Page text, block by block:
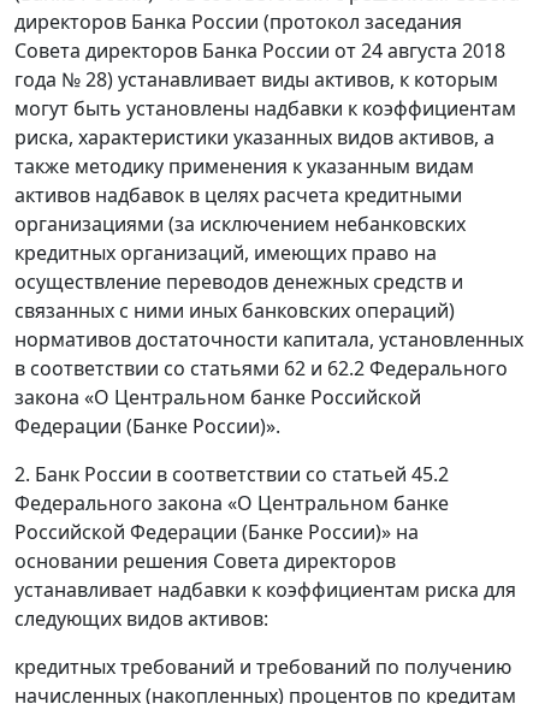
директоров Банка России (протокол заседания
Совета директоров Банка России от 24 августа 2018
года № 28) устанавливает виды активов, к которым
могут быть установлены надбавки к коэффициентам
риска, характеристики указанных видов активов, а
также методику применения к указанным видам
активов надбавок в целях расчета кредитными
организациями (за исключением небанковских
кредитных организаций, имеющих право на
осуществление переводов денежных средств и
связанных с ними иных банковских операций)
нормативов достаточности капитала, установленных
в соответствии со статьями 62 и 62.2 Федерального
закона «О Центральном банке Российской
Федерации (Банке России)».
2. Банк России в соответствии со статьей 45.2
Федерального закона «О Центральном банке
Российской Федерации (Банке России)» на
основании решения Совета директоров
устанавливает надбавки к коэффициентам риска для
следующих видов активов:
кредитных требований и требований по получению
начисленных (накопленных) процентов по кредитам